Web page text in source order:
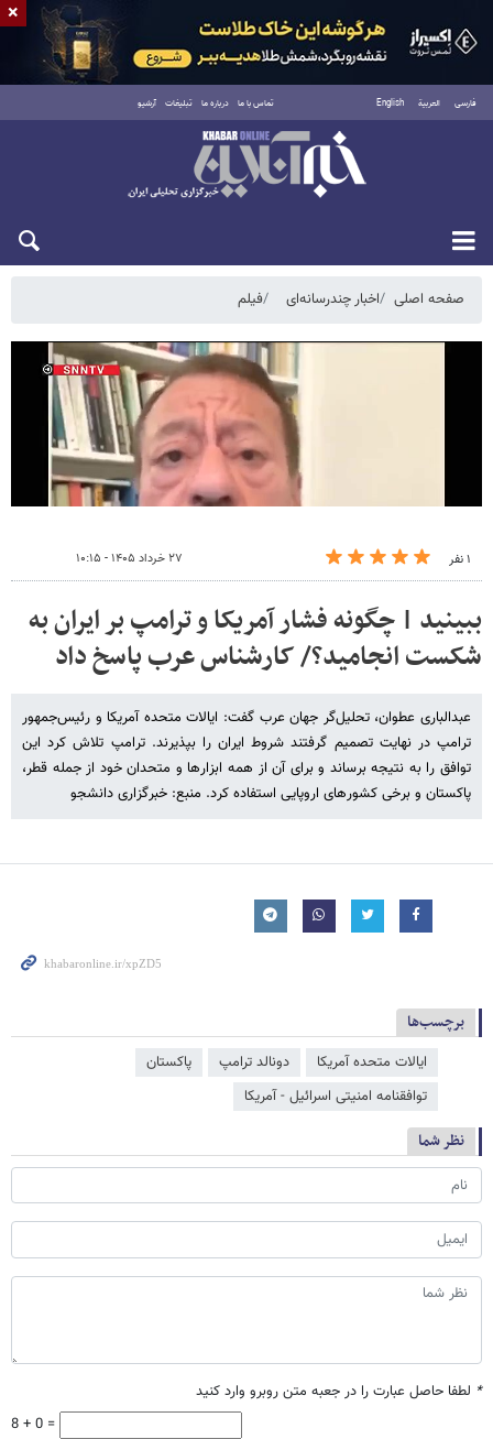
فارسی العربية English تماس با ما درباره ما تبلیغات آرشیو
یکشنبه ۱۸ مرداد ۱۴۰۵
صفحه اصلی اخبار چندرسانه‌ای فیلم
۱ نفر ۲۷ خرداد ۱۴۰۵ - ۱۰:۱۵
ببینید | چگونه فشار آمریکا و ترامپ بر ایران به
شکست انجامید؟/ کارشناس عرب پاسخ داد
عبدالباری عطوان، تحلیل‌گر جهان عرب گفت: ایالات متحده آمریکا و رئیس‌جمهور
ترامپ در نهایت تصمیم گرفتند شروط ایران را بپذیرند. ترامپ تلاش کرد این
توافق را به نتیجه برساند و برای آن از همه ابزارها و متحدان خود از جمله قطر،
پاکستان و برخی کشورهای اروپایی استفاده کرد. منبع: خبرگزاری دانشجو
برچسب‌ها
ایالات متحده آمریکا دونالد ترامپ
پاکستان
توافقنامه امنیتی اسرائیل - آمریکا
نظر شما
* لطفا حاصل عبارت را در جعبه متن روبرو وارد کنید
8 + 0 =
×